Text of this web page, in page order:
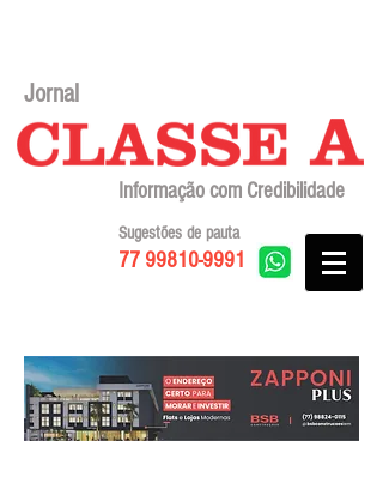
Jornal
Informação com Credibilidade
77 99810-9991
Sugestões de pauta